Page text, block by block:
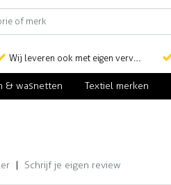
Wij leveren ook met eigen vervoer
& wasnetten Textiel merken
| Schrijf je eigen review